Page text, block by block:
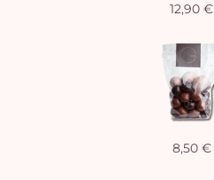
12,90 €
8,50 €